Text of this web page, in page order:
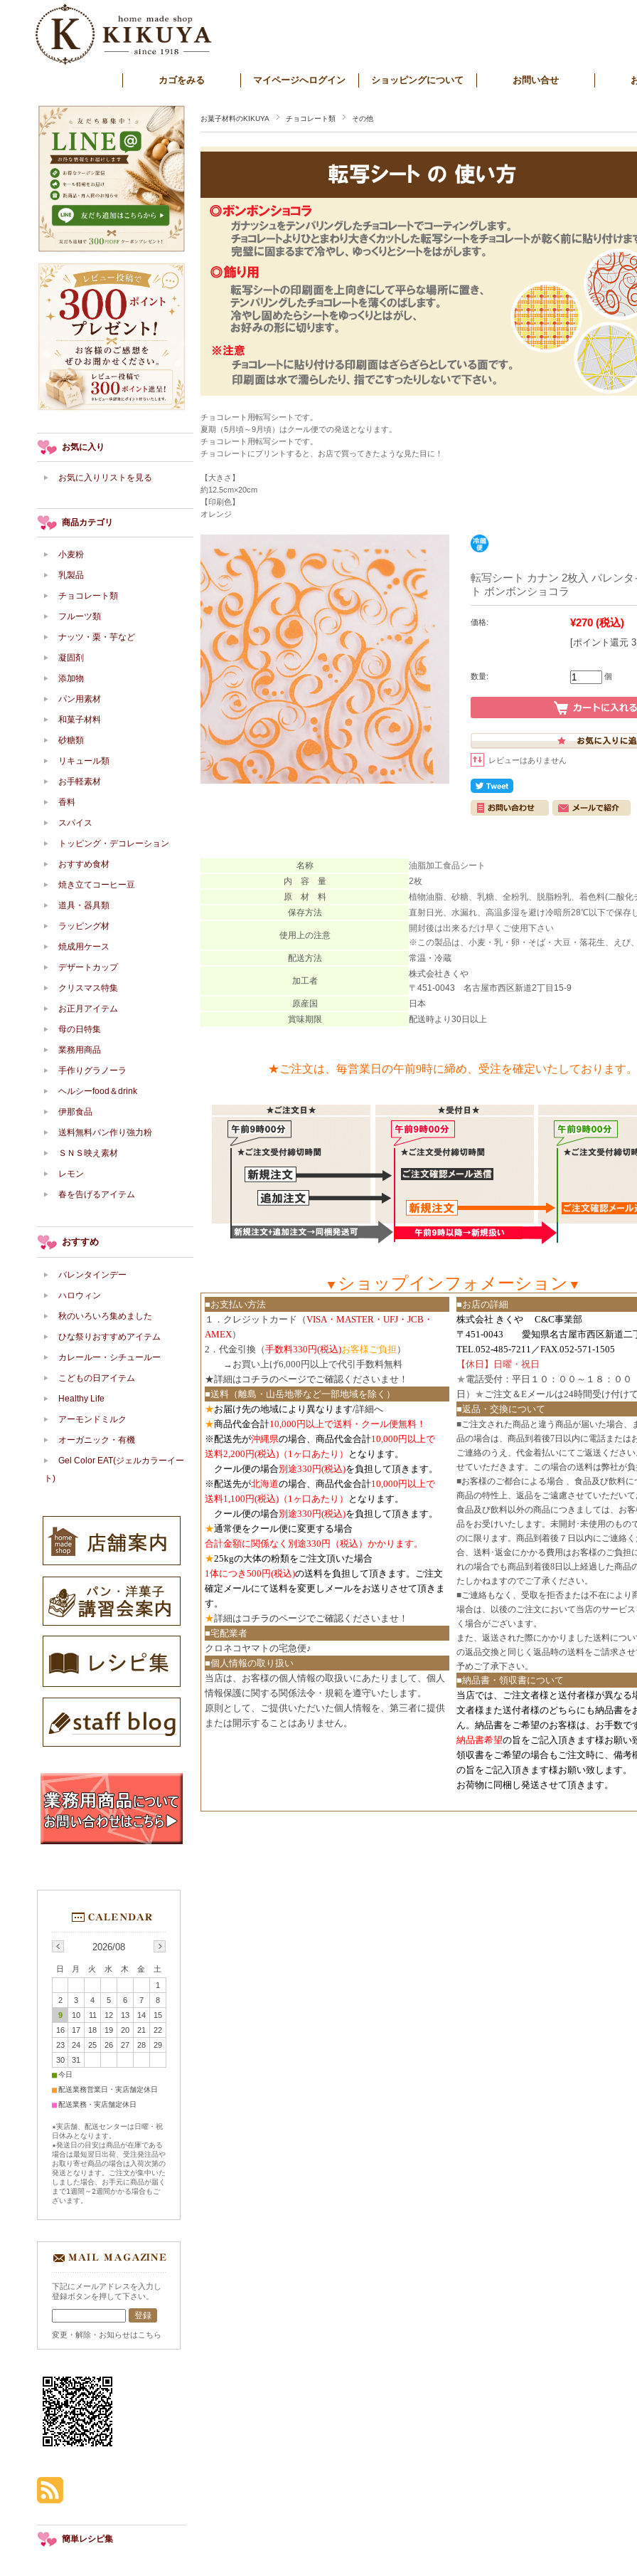
カゴをみる マイページへログイン ショッピングについて お問い合せ
お菓子材料のKIKUYA チョコレート類 その他
チョコレート用転写シートです。
夏期（5月頃～9月頃）はクール便での発送となります。
チョコレート用転写シートです。
チョコレートにプリントすると、お店で買ってきたような見た目に！
【大きさ】
約12.5cm×20cm
【印刷色】
オレンジ
転写シート カナン 2枚入 バレン
ト ボンボンショコラ
価格: ¥270 (税込)
[ポイント還元
数量: 個
レビューはありません
名称
油脂加工食品シート
内 容 量
2枚
原 材 料
植物油脂、砂糖、乳糖、全粉乳、脱脂粉乳、着色料(二酸
保存方法
直射日光、水漏れ、高温多湿を避け冷暗所28℃以下で保存
使用上の注意
開封後は出来るだけ早くご使用下さい
※この製品は、小麦・乳・卵・そば・大豆・落花生、えび
配送方法
常温・冷蔵
加工者
株式会社きくや
〒451-0043 名古屋市西区新道2丁目15-9
原産国
日本
賞味期限
配送時より30日以上
★ご注文は、毎営業日の午前9時に締め、受注を確定いたしております。
▼ ショップインフォメーション ▼
■お支払い方法
１．クレジットカード（VISA・MASTER・UFJ・JCB・
AMEX）
2．代金引換（手数料330円(税込)お客様ご負担 ）
→お買い上げ6,000円以上で代引手数料無料
★詳細は コチラのページでご確認 くださいませ！
■送料（離島・山岳地帯など一部地域を除く）
★お届け先の地域により異なります/詳細へ
★商品代金合計10,000円以上で送料・クール便無料！
※配送先が沖縄県の場合、商品代金合計10,000円以上で
送料2,200円(税込)（1ヶ口あたり）
となります。
クール便の場合別途330円(税込)を負担して頂きます。
※配送先が北海道の場合、商品代金合計10,000円以上で
送料1,100円(税込) （1ヶ口あたり）
となります。
クール便の場合別途330円(税込)を負担して頂きます。
★通常便をクール便に変更する場合
合計金額に関係なく別途330円（税込）かかります。
★25kgの大体の粉類をご注文頂いた場合
1体につき500円(税込)の送料を負担して頂きます。ご注文
確定メールにて送料を変更しメールをお送りさせて頂きま
す。
★詳細は コチラのページでご確認 くださいませ！
■宅配業者
クロネコヤマトの宅急便♪
■個人情報の取り扱い
当店は、お客様の個人情報の取扱いにあたりまして、個人
情報保護に関する関係法令・規範を遵守いたします。
原則として、ご提供いただいた個人情報を、第三者に提供
または開示することはありません。
■お店の詳細
株式会社 きくや C&C事業部
〒451-0043 愛知県名古屋市西区新道二
TEL.052-485-7211／FAX.052-571-1505
【休日】日曜・祝日
★電話受付：平日１０：００～１８：００
日） ★ご注文＆Eメールは24時間受け付け
■返品・交換について
■ご注文された商品と違う商品が届いた場合、
品の場合は、商品到着後7日以内に電話または
ご連絡のうえ、代金着払いにてご返送くださ
せていただきます。この場合の送料は弊社が
■お客様のご都合による場合 、食品及び飲料
商品の特性上、返品をご遠慮させていただい
食品及び飲料以外の商品につきましては、お
品をお受けいたします。未開封･未使用のもの
のに限ります。商品到着後７日以内にご連絡
合、送料･返金にかかる費用はお客様のご負担
れの場合でも商品到着後8日以上経過した商品
たしかねますのでご了承ください。
■ご連絡もなく、受取を拒否または不在により
場合は、以後のご注文において当店のサービ
く場合がございます。
また、返送された際にかかりました送料につ
の返品交換と同じく返品時の送料をご請求さ
予めご了承下さい。
■納品書・領収書について
当店では、ご注文者様と送付者様が異なる
文者様また送付者様のどちらにも納品書を
ん。納品書をご希望のお客様は、お手数で
納品書希望の旨をご記入頂きます様お願い
領収書をご希望の場合もご注文時に、備考
の旨をご記入頂きます様お願い致します。
お荷物に同梱し発送させて頂きます。
お気に入り
お気に入りリストを見る
商品カテゴリ
小麦粉
乳製品
チョコレート類
フルーツ類
ナッツ・栗・芋など
凝固剤
添加物
パン用素材
和菓子材料
砂糖類
リキュール類
お手軽素材
香料
スパイス
トッピング・デコレーション
おすすめ食材
焼き立てコーヒー豆
道具・器具類
ラッピング材
焼成用ケース
デザートカップ
クリスマス特集
お正月アイテム
母の日特集
業務用商品
手作りグラノーラ
ヘルシーfood＆drink
伊那食品
送料無料パン作り強力粉
ＳＮＳ映え素材
レモン
春を告げるアイテム
おすすめ
バレンタインデー
ハロウィン
秋のいろいろ集めました
ひな祭りおすすめアイテム
カレールー・シチュールー
こどもの日アイテム
Healthy Life
アーモンドミルク
オーガニック・有機
Gel Color EAT(ジェルカラーイー
ト)
2026/08
日 月 火 水 木 金
土
1
2
3 4 5 6 7
8
9
10 11 12 13 14
15
16
17 18 19 20 21
22
23
24 25 26 27 28
29
30
31
■今日
■配送業務営業日・実店舗定休日
■配送業務・実店舗定休日
★実店舗、配送センターは日曜・祝
日休みとなります。
★発送日の目安は商品が在庫である
場合は最短翌日出荷、受注発注品や
お取り寄せ商品の場合は入荷次第の
発送となります。ご注文が集中いた
しました場合、お手元に商品が届く
まで1週間～2週間かかる場合もご
ざいます。
下記にメールアドレスを入力し
登録ボタンを押して下さい。
変更・解除・お知らせはこちら
簡単レシピ集